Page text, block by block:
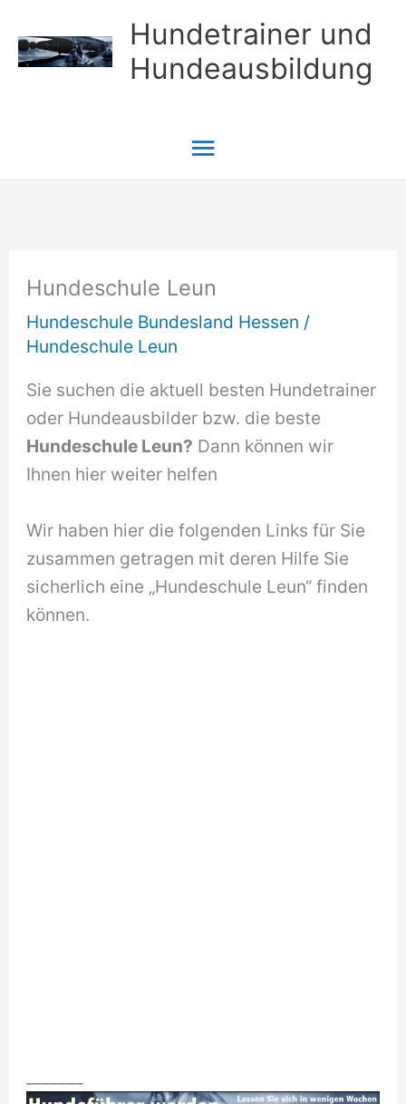
Inhalt
springen
Hundetrainer und
Hundeausbildung
Hauptmenü
Hundeschule Leun
Hundeschule Bundesland Hessen /
Hundeschule Leun
Sie suchen die aktuell besten Hundetrainer
oder Hundeausbilder bzw. die beste
Hundeschule Leun? Dann können wir
Ihnen hier weiter helfen
Wir haben hier die folgenden Links für Sie
zusammen getragen mit deren Hilfe Sie
sicherlich eine „Hundeschule Leun“ finden
können.